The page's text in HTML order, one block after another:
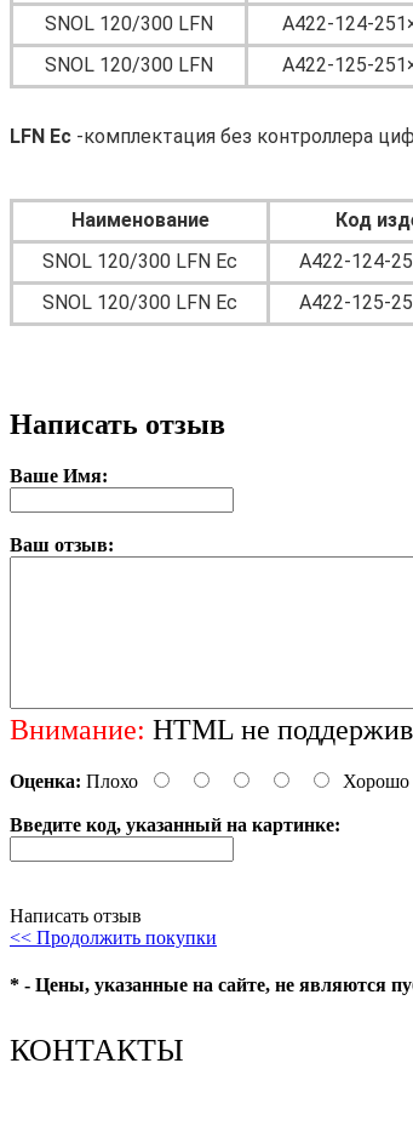
SNOL 120/300 LFN
А422-124-
SNOL 120/300 LFN
А422-125-
LFN Ec -комплектация без контроллера
Наименование Код
SNOL 120/300 LFN Ec
А422-124-
SNOL 120/300 LFN Ec
А422-125-
Написать отзыв
Ваше Имя:
Ваш отзыв:
Внимание: HTML не
Оценка: Плохо Хорошо
Введите код, указанный на картинке:
Написать отзыв
<< Продолжить покупки
* - Цены, указанные на сайте, не являются
КОНТАКТЫ